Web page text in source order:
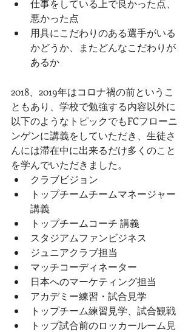
仕事をしている上で良かった点、
悪かった点
用具にこだわりのある選手がいる
かどうか、またどんなこだわりが
あるか
2018、2019年はコロナ禍の前というこ
ともあり、学校で勉強する内容以外に
以下のようなトピックでもFCフローニ
ンゲンに講義をしていただき、生徒さ
んには滞在中に出来るだけ多くのこと
を学んでいただきました。
クラブビジョン
トップチームチームマネージャー
講義
トップチームコーチ 講義
スタジアムファンビジネス
ジュニアクラブ担当
マッチコーディネーター
日本へのマーケティング担当
アカデミー練習・試合見学
トップチーム練習見学、試合観戦
トップ試合前のロッカールーム見